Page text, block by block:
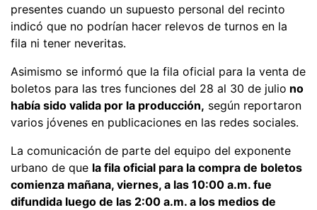
presentes cuando un supuesto personal del recinto
indicó que no podrían hacer relevos de turnos en la
fila ni tener neveritas.
Asimismo se informó que la fila oficial para la venta de
boletos para las tres funciones del 28 al 30 de julio no
había sido valida por la producción, según reportaron
varios jóvenes en publicaciones en las redes sociales.
La comunicación de parte del equipo del exponente
urbano de que la fila oficial para la compra de boletos
comienza mañana, viernes, a las 10:00 a.m. fue
difundida luego de las 2:00 a.m. a los medios de